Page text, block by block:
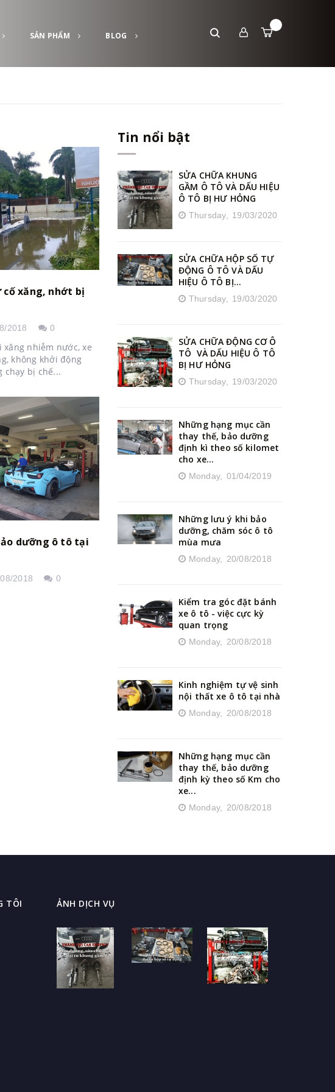
SẢN PHẨM BLOG
cố xăng, nhớt bị
2018 0
xăng nhiễm nước, xe
không khởi động
chạy bị chế...
dưỡng ô tô tại
2018 0
Tin nổi bật
SỬA CHỮA KHUNG
GẦM Ô TÔ VÀ DẤU HIỆU
Ô TÔ BỊ HƯ HỎNG
Thursday, 19/03/2020
SỬA CHỮA HỘP SỐ TỰ
ĐỘNG Ô TÔ VÀ DẤU
HIỆU Ô TÔ BỊ...
Thursday, 19/03/2020
SỬA CHỮA ĐỘNG CƠ Ô
TÔ VÀ DẤU HIỆU Ô TÔ
BỊ HƯ HỎNG
Thursday, 19/03/2020
Những hạng mục cần
thay thế, bảo dưỡng
định kì theo số kilomet
cho xe...
Monday, 01/04/2019
Những lưu ý khi bảo
dưỡng, chăm sóc ô tô
mùa mưa
Monday, 20/08/2018
Kiểm tra góc đặt bánh
xe ô tô - việc cực kỳ
quan trọng
Monday, 20/08/2018
Kinh nghiệm tự vệ sinh
nội thất xe ô tô tại nhà
Monday, 20/08/2018
Những hạng mục cần
thay thế, bảo dưỡng
định kỳ theo số Km cho
xe...
Monday, 20/08/2018
TÔI ẢNH DỊCH VỤ